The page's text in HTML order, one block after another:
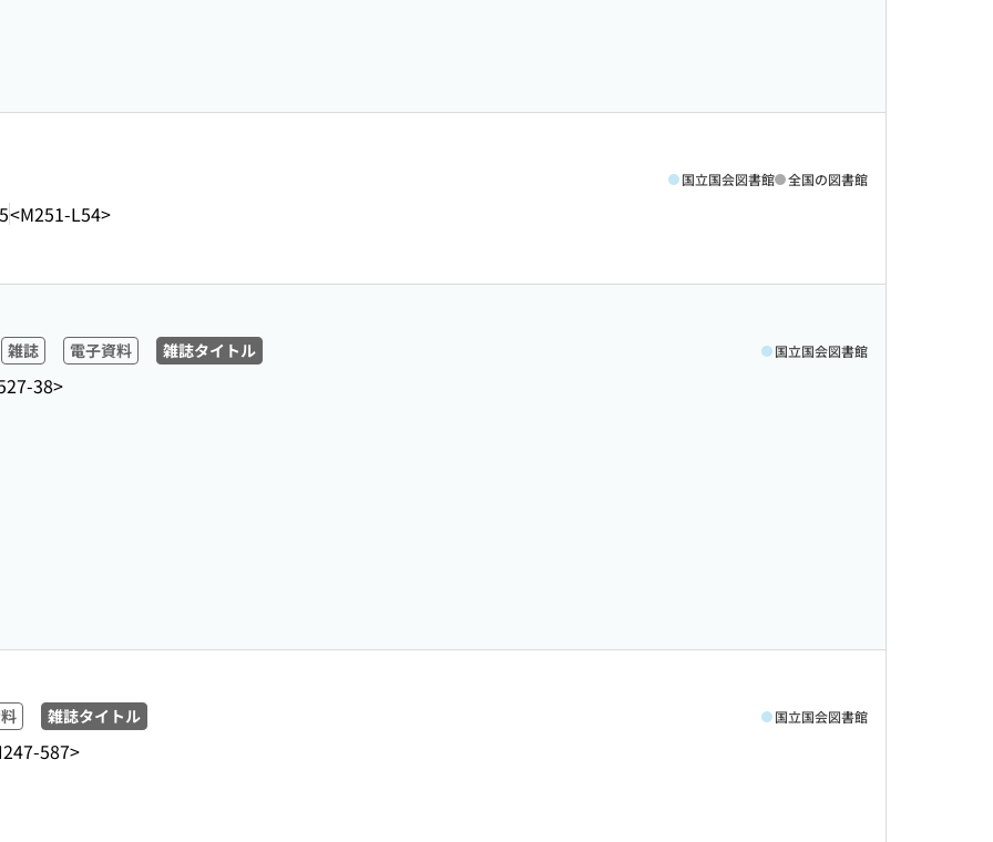
<M251-L54>
国立国会図書館 全国の図書館
雑誌 電子資料 雑誌タイトル
38>
国立国会図書館
雑誌タイトル
587>
国立国会図書館